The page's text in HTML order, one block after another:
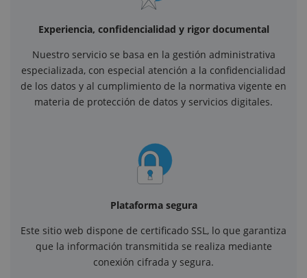
Experiencia, confidencialidad y rigor documental
Nuestro servicio se basa en la gestión administrativa
especializada, con especial atención a la confidencialidad
de los datos y al cumplimiento de la normativa vigente en
materia de protección de datos y servicios digitales.
Plataforma segura
Este sitio web dispone de certificado SSL, lo que garantiza
que la información transmitida se realiza mediante
conexión cifrada y segura.